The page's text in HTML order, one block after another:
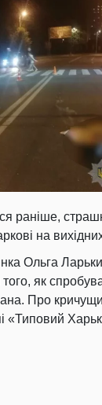
раніше,
на
Ольга
того, як
Про
«Типовий